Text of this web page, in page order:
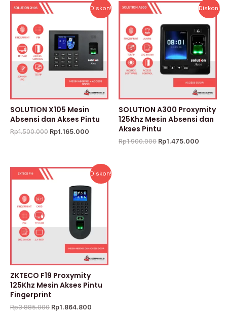
Diskon!
SOLUTION X105 Mesin
Absensi dan Akses Pintu
Rp1.500.000
Harga
aslinya
Rp1.500.000.
Rp1.165.000
Harga
saat
adalah:
Rp1.165.000.
Diskon!
SOLUTION A300 Proxymity
125Khz Mesin Absensi dan
Akses Pintu
Rp1.900.000
Harga
aslinya
Rp1.900.000.
Rp1.475.000
Harga
saat
adalah:
Diskon!
ZKTECO F19 Proxymity
125Khz Mesin Akses Pintu
Fingerprint
Rp3.885.000
Harga
aslinya
adalah:
Rp3.885.000.
Rp1.864.800
Harga
saat
ini